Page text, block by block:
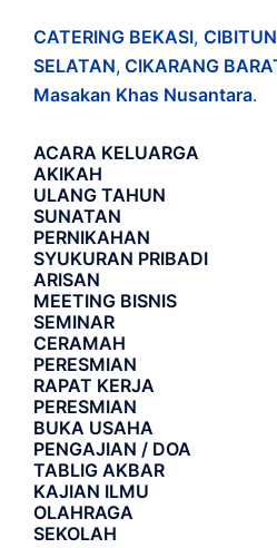
CATERING BEKASI,
SELATAN, CIKARANG
Masakan Khas Nusantara.
ACARA KELUARGA
AKIKAH
ULANG TAHUN
SUNATAN
PERNIKAHAN
SYUKURAN PRIBADI
ARISAN
MEETING BISNIS
SEMINAR
CERAMAH
PERESMIAN
RAPAT KERJA
PERESMIAN
BUKA USAHA
PENGAJIAN / DOA
TABLIG AKBAR
KAJIAN ILMU
OLAHRAGA
SEKOLAH